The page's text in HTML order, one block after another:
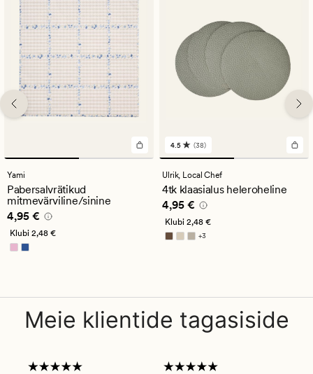
Yami
Pabersalvrätikud
mitmevärviline/sinine
Pris_ee 4,95 €
4,95 €
Klubi 2,48 €
38
arvustust
keskmise
hinnanguga
4.5
4.5 (38)
Ulrik, Local Chef
4tk klaasialus heleroheline
Pris_ee 4,95 €
4,95 €
Klubi 2,48 €
+3
Saadaval rohkemates värvitoonides
Meie klientide tagasiside